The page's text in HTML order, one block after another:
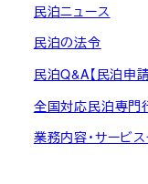
民泊ニュース
民泊の法令
民泊Q&A【民泊申
全国対応民泊専門
業務内容・サービ